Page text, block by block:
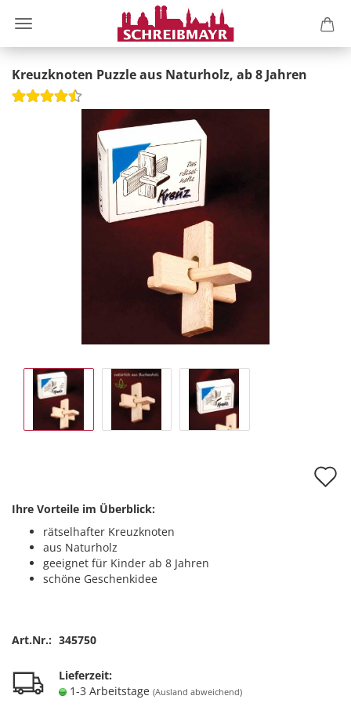
Kreuzknoten Puzzle aus Naturholz, ab 8 Jahren
Ihre Vorteile im Überblick:
rätselhafter Kreuzknoten
aus Naturholz
geeignet für Kinder ab 8 Jahren
schöne Geschenkidee
Art.Nr.: 345750
Lieferzeit:
1-3 Arbeitstage (Ausland abweichend)